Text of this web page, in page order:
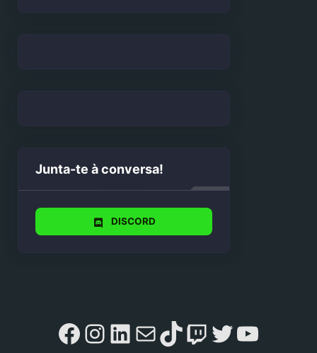
Junta-te à conversa!
DISCORD
Facebook
Instagram
LinkedIn
MailTikTok
Twitch
Twitter